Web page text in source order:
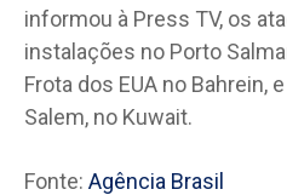
informou à Press TV, os
instalações no Porto
Frota dos EUA no Bahrein,
Salem, no Kuwait.
Fonte: Agência Brasil